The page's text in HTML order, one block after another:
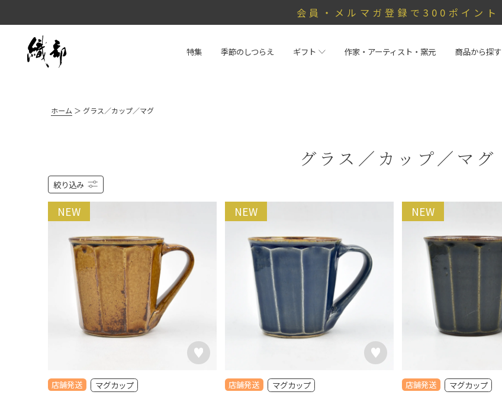
会員・メルマガ登録で300ポイント
特集 季節のしつらえ ギフト 作家・アーティスト・窯元 商品から探す
ホーム グラス／カップ／マグ
グラス／カップ／マグ
絞り込み
店舗発送
NEW
マグカップ 店舗発送
NEW
マグカップ 店舗発送
NEW
マグカップ